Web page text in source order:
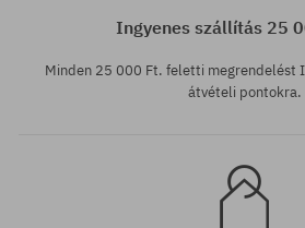
Ingyenes szállítás 25
Minden 25 000 Ft. feletti megrendelést
átvételi pontokra.